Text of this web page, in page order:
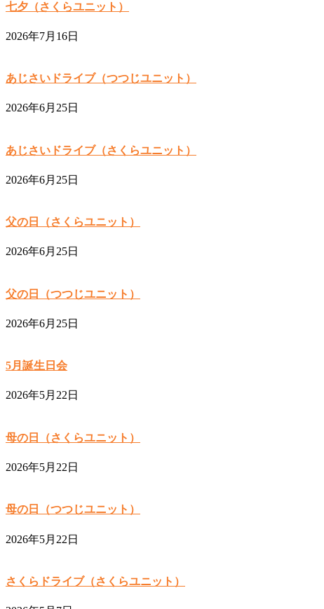
七夕（さくらユニット）
2026年7月16日
あじさいドライブ（つつじユニット）
2026年6月25日
あじさいドライブ（さくらユニット）
2026年6月25日
父の日（さくらユニット）
2026年6月25日
父の日（つつじユニット）
2026年6月25日
5月誕生日会
2026年5月22日
母の日（さくらユニット）
2026年5月22日
母の日（つつじユニット）
2026年5月22日
さくらドライブ（さくらユニット）